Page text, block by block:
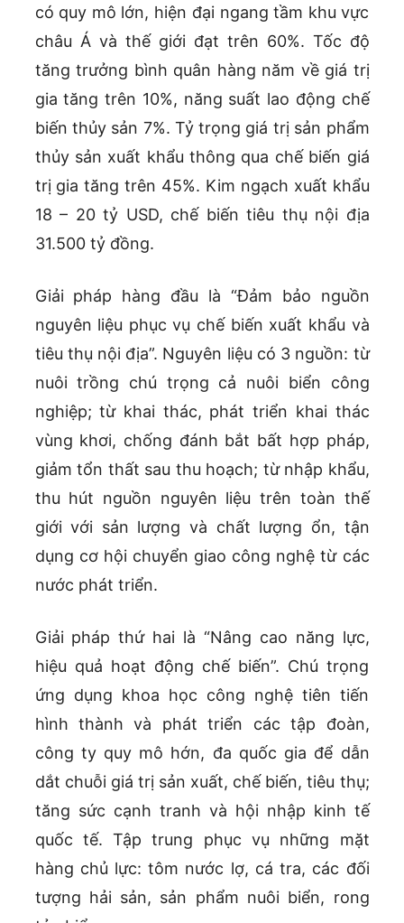
có quy mô lớn, hiện đại ngang tầm khu vực
châu Á và thế giới đạt trên 60%. Tốc độ
tăng trưởng bình quân hàng năm về giá trị
gia tăng trên 10%, năng suất lao động chế
biến thủy sản 7%. Tỷ trọng giá trị sản phẩm
thủy sản xuất khẩu thông qua chế biến giá
trị gia tăng trên 45%. Kim ngạch xuất khẩu
18 – 20 tỷ USD, chế biến tiêu thụ nội địa
31.500 tỷ đồng.
Giải pháp hàng đầu là “Đảm bảo nguồn
nguyên liệu phục vụ chế biến xuất khẩu và
tiêu thụ nội địa”. Nguyên liệu có 3 nguồn: từ
nuôi trồng chú trọng cả nuôi biển công
nghiệp; từ khai thác, phát triển khai thác
vùng khơi, chống đánh bắt bất hợp pháp,
giảm tổn thất sau thu hoạch; từ nhập khẩu,
thu hút nguồn nguyên liệu trên toàn thế
giới với sản lượng và chất lượng ổn, tận
dụng cơ hội chuyển giao công nghệ từ các
nước phát triển.
Giải pháp thứ hai là “Nâng cao năng lực,
hiệu quả hoạt động chế biến”. Chú trọng
ứng dụng khoa học công nghệ tiên tiến
hình thành và phát triển các tập đoàn,
công ty quy mô hớn, đa quốc gia để dẫn
dắt chuỗi giá trị sản xuất, chế biến, tiêu thụ;
tăng sức cạnh tranh và hội nhập kinh tế
quốc tế. Tập trung phục vụ những mặt
hàng chủ lực: tôm nước lợ, cá tra, các đối
tượng hải sản, sản phẩm nuôi biển, rong